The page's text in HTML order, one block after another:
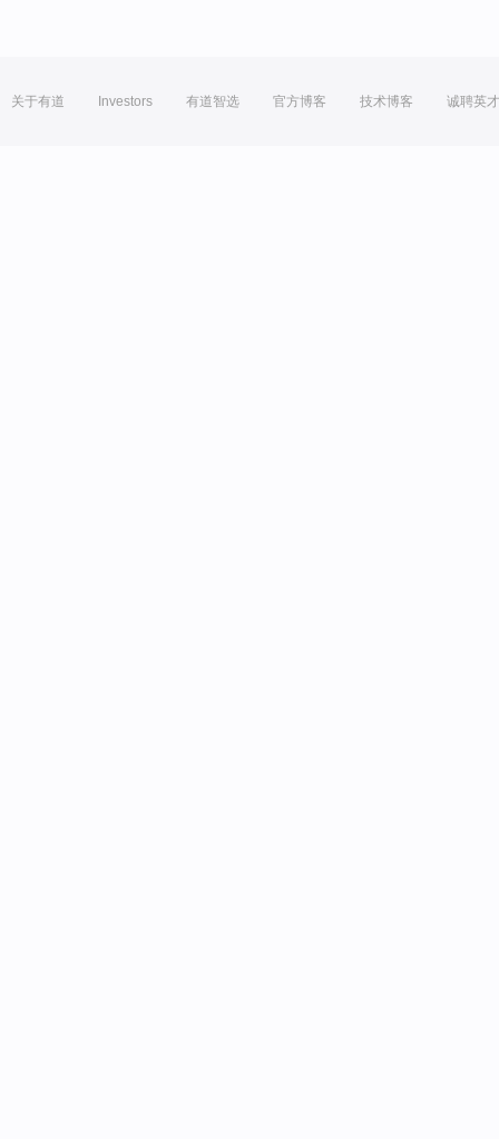
关于有道 Investors 有道智选 官方博客 技术博客 诚聘英才